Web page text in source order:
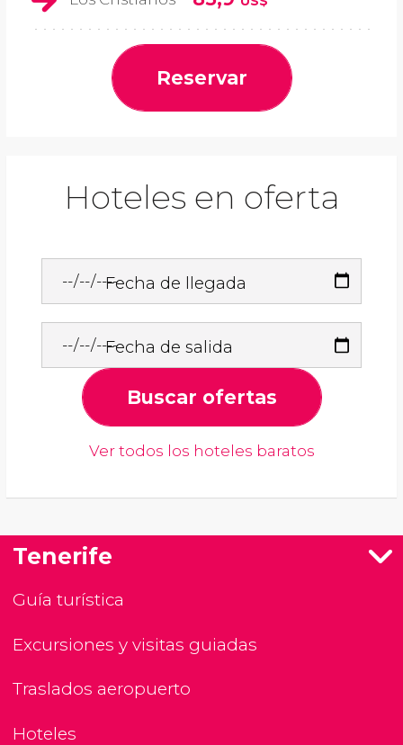
Reservar
Hoteles en oferta
Fecha de llegada
Fecha de salida
Buscar ofertas
Ver todos los hoteles baratos
Tenerife
Guía turística
Excursiones y visitas guiadas
Traslados aeropuerto
Hoteles